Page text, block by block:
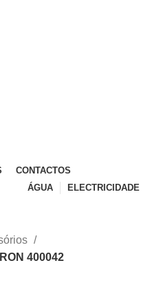
CONTACTOS
ÁGUA
ELECTRICIDADE
400042